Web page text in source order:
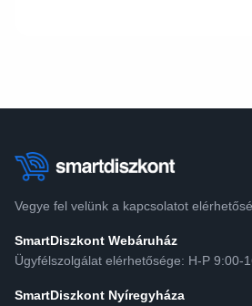
Vegye fel velünk a kapcsolatot
SmartDiszkont Webáruház
Ügyfélszolgálat elérhetősége: H-P 9:00-
SmartDiszkont Nyíregyháza